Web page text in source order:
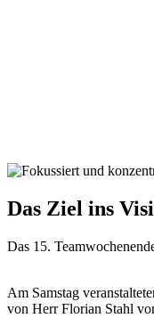
Das Ziel ins
Das 15.
Am Samstag
von Herr Florian Stahl